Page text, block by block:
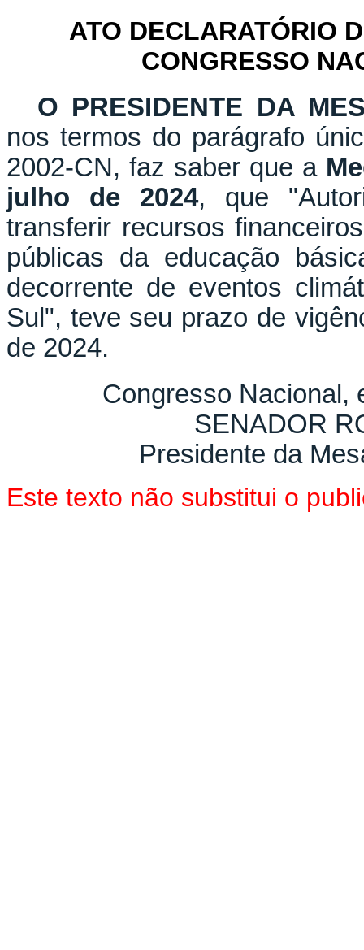
ATO DECLARATÓRIO
CONGRESSO
O PRESIDENTE DA
nos termos do parágrafo
2002-CN, faz saber que a
julho de 2024, que
transferir recursos
públicas da educação
decorrente de eventos
Sul", teve seu prazo de
de 2024.
Congresso Nacional,
SENADOR
Presidente da
Este texto não substitui o